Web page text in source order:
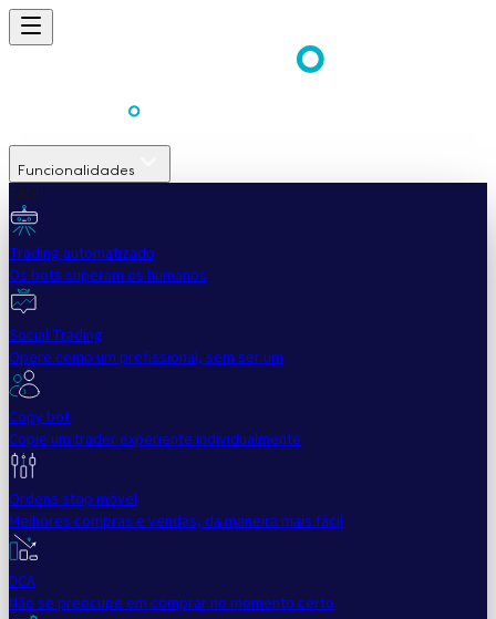
Funcionalidades
Fácil
Trading automatizado
Os bots superam os humanos
Social Trading
Opere como um profissional, sem ser um
Copy bot
Copie um trader experiente individualmente
Ordens stop móvel
Melhores compras e vendas, da maneira mais fácil
DCA
Não se preocupe em comprar no momento certo